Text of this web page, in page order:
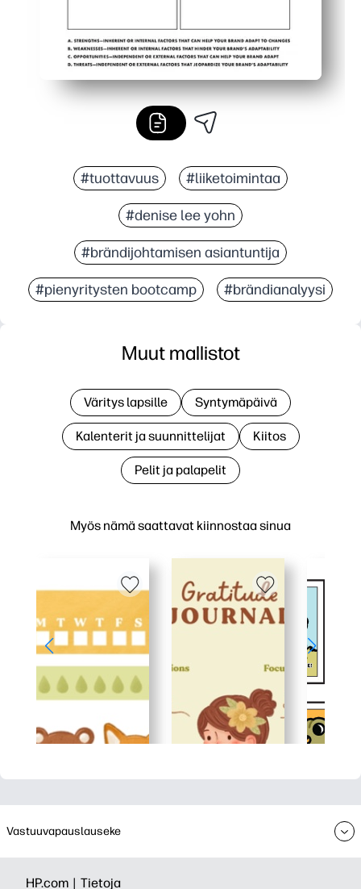
#tuottavuus #liiketoimintaa
#denise lee yohn
#brändijohtamisen asiantuntija
#pienyritysten bootcamp #brändianalyysi
Myös nämä saattavat kiinnostaa sinua
Muut mallistot
Väritys lapsille Syntymäpäivä
Kalenterit ja suunnittelijat Kiitos
Pelit ja palapelit
Vastuuvapauslauseke
HP.com | Tietoja